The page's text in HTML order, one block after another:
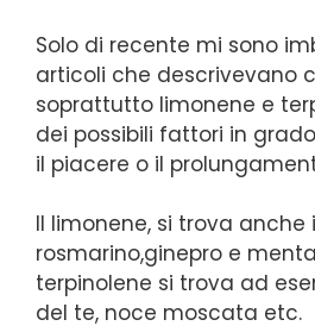
Solo di recente mi sono
articoli che descrivevano
soprattutto limonene e
dei possibili fattori in
il piacere o il
Il limonene, si trova anche
rosmarino,ginepro e
terpinolene si trova ad
del te, noce moscata etc.